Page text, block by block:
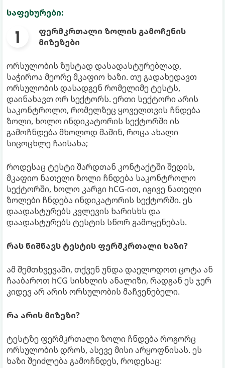
საფეხურები:
ფერმკრთალი ზოლის გამოჩენის
მიზეზები
ორსულობის ზუსტად დასადასტურებლად,
საჭიროა მეორე მკაფიო ხაზი. თუ გადახედავთ
ორსულობის დასადგენ რომელიმე ტესტს,
დაინახავთ ორ სექტორს. ერთი სექტორი არის
საკონტროლო, რომელზეც ყოველთვის ჩნდება
ზოლი, ხოლო ინდიკატორის სექტორში ის
გამოჩნდება მხოლოდ მაშინ, როცა ახალი
სიცოცხლე ჩაისახა;
როდესაც ტესტი შარდთან კონტაქტში შედის,
მკაფიო ნათელი ზოლი ჩნდება საკონტროლო
სექტორში, ხოლო კარგი hCG-ით, იგივე ნათელი
ზოლები ჩნდება ინდიკატორის სექტორში. ეს
დაადასტურებს კვლევის ხარისხს და
დაადასტურებს ტესტის სწორ გამოყენებას.
რას ნიშნავს ტესტის ფერმკრთალი ხაზი?
ამ შემთხვევაში, თქვენ უნდა დაელოდოთ ცოტა ან
ჩააბაროთ hCG სისხლის ანალიზი, რადგან ეს ჯერ
კიდევ არ არის ორსულობის მაჩვენებელი.
რა არის მიზეზი?
ტესტზე ფერმკრთალი ზოლი ჩნდება როგორც
ორსულობის დროს, ასევე მისი არყოფნისას. ეს
ხაზი შეიძლება გამოჩნდეს, როდესაც: